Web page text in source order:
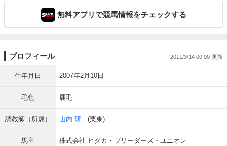
無料アプリで競馬情報をチェックする
プロフィール 2011/3/14 00:00
生年月日 2007年2月10日
毛色 鹿毛
調教師（所属） 山内 研二(栗東)
馬主 株式会社 ヒダカ・ブリーダーズ・ユニオン